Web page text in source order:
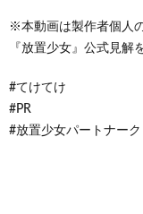
※本動画は製作者個人
『放置少女』公式見解
#てけてけ
#PR
#放置少女パートナー